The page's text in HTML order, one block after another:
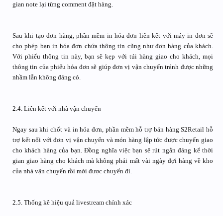
gian note lại từng comment đặt hàng.
Sau khi tạo đơn hàng, phần mềm in hóa đơn liên kết với máy in đơn sẽ
cho phép bạn in hóa đơn chứa thông tin cũng như đơn hàng của khách.
Với phiếu thông tin này, bạn sẽ kẹp với túi hàng giao cho khách, mọi
thông tin của phiếu hóa đơn sẽ giúp đơn vị vận chuyển tránh được những
nhầm lẫn không đáng có.
2.4. Liên kết với nhà vận chuyển
Ngay sau khi chốt và in hóa đơn, phần mềm hỗ trợ bán hàng S2Retail hỗ
trợ kết nối với đơn vị vận chuyển và món hàng lập tức được chuyển giao
cho khách hàng của bạn. Đồng nghĩa việc bạn sẽ rút ngắn đáng kể thời
gian giao hàng cho khách mà không phải mất vài ngày đợi hàng về kho
của nhà vận chuyển rồi mới được chuyển đi.
2.5. Thống kê hiệu quả livestream chính xác